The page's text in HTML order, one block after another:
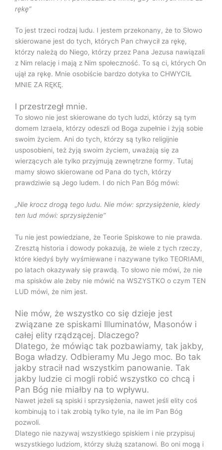
rękę”
To jest trzeci rodzaj ludu. I jestem przekonany, że to Słowo
skierowane jest do tych, których Pan chwycił za rękę,
którzy należą do Niego, którzy przez Pana Jezusa nawiązali
z Nim relację i mają z Nim społeczność. To są ci, których On
ujął za rękę. Mnie osobiście bardzo dotyka to CHWYCIŁ
MNIE ZA RĘKĘ.
I przestrzegł mnie.
To słowo nie jest skierowane do tych ludzi, którzy są tym
domem Izraela, którzy odeszli od Boga zupełnie i żyją sobie
swoim życiem. Ani do tych, którzy są tylko religijnie
usposobieni, też żyją swoim życiem, uważają się za
wierzących ale tylko przyjmują zewnętrzne formy. Tutaj
mamy słowo skierowane od Pana do tych, którzy
prawdziwie są Jego ludem. I do nich Pan Bóg mówi:
„Nie krocz drogą tego ludu. Nie mów: sprzysiężenie, kiedy
ten lud mówi: sprzysiężenie”
Tu nie jest powiedziane, że Teorie Spiskowe to nie prawda.
Zresztą historia i dowody pokazują, że wiele z tych rzeczy,
które kiedyś były wyśmiewane i nazywane tylko TEORIAMI,
po latach okazywały się prawdą. To słowo nie mówi, że nie
ma spisków ale żeby nie mówić na WSZYSTKO o czym TEN
LUD mówi, że nim jest.
Nie mów, że wszystko co się dzieje jest
związane ze spiskami Illuminatów, Masonów i
całej elity rządzącej. Dlaczego?
Dlatego, że mówiąc tak pozbawiamy, tak jakby,
Boga władzy. Odbieramy Mu Jego moc. Bo tak
jakby stracił nad wszystkim panowanie. Tak
jakby ludzie ci mogli robić wszystko co chcą i
Pan Bóg nie miałby na to wpływu.
Nawet jeżeli są spiski i sprzysiężenia, nawet jeśli elity coś
kombinują to i tak zrobią tylko tyle, na ile im Pan Bóg
pozwoli.
Dlatego nie nazywaj wszystkiego spiskiem i nie przypisuj
wszystkiego ludziom, którzy służą szatanowi. Bo oni mogą i